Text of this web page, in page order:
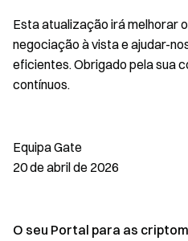
Esta atualização irá melhorar
negociação à vista e ajudar-
eficientes. Obrigado pela sua
contínuos.
Equipa Gate
20 de abril de 2026
O seu Portal para as